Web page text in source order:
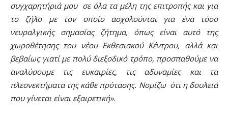
συγχαρητήριά μου σε όλα τα μέλη της επιτροπής και για
το ζήλο με τον οποίο ασχολούνται για ένα τόσο
νευραλγικής σημασίας ζήτημα, όπως είναι αυτό της
χωροθέτησης του νέου Εκθεσιακού Κέντρου, αλλά και
βεβαίως γιατί με πολύ διεξοδικό τρόπο, προσπαθούμε να
αναλύσουμε τις ευκαιρίες, τις αδυναμίες και τα
πλεονεκτήματα της κάθε πρότασης. Νομίζω ότι η δουλειά
που γίνεται είναι εξαιρετική».